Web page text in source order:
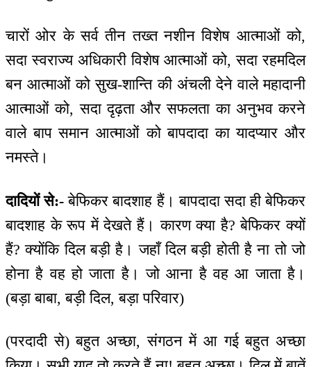
चारों ओर के सर्व तीन तख्त नशीन विशेष आत्माओं को,
सदा स्वराज्य अधिकारी विशेष आत्माओं को, सदा रहमदिल
बन आत्माओं को सुख-शान्ति की अंचली देने वाले महादानी
आत्माओं को, सदा दृढ़ता और सफलता का अनुभव करने
वाले बाप समान आत्माओं को बापदादा का यादप्यार और
नमस्ते।
दादियों से:- बेफिकर बादशाह हैं। बापदादा सदा ही बेफिकर
बादशाह के रूप में देखते हैं। कारण क्या है? बेफिकर क्यों
हैं? क्योंकि दिल बड़ी है। जहाँ दिल बड़ी होती है ना तो जो
होना है वह हो जाता है। जो आना है वह आ जाता है।
(बड़ा बाबा, बड़ी दिल, बड़ा परिवार)
(परदादी से) बहुत अच्छा, संगठन में आ गई बहुत अच्छा